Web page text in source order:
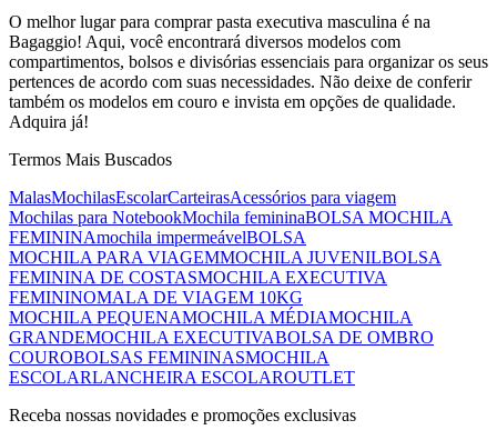
O melhor lugar para comprar pasta executiva masculina é na
Bagaggio! Aqui, você encontrará diversos modelos com
compartimentos, bolsos e divisórias essenciais para organizar os seus
pertences de acordo com suas necessidades. Não deixe de conferir
também os modelos em couro e invista em opções de qualidade.
Adquira já!
Termos Mais Buscados
MalasMochilasEscolarCarteirasAcessórios para viagem
Mochilas para NotebookMochila femininaBOLSA MOCHILA
FEMININAmochila impermeávelBOLSA
MOCHILA PARA VIAGEMMOCHILA JUVENILBOLSA
FEMININA DE COSTASMOCHILA EXECUTIVA
FEMININOMALA DE VIAGEM 10KG
MOCHILA PEQUENAMOCHILA MÉDIAMOCHILA
GRANDEMOCHILA EXECUTIVABOLSA DE OMBRO
COUROBOLSAS FEMININASMOCHILA
ESCOLARLANCHEIRA ESCOLAROUTLET
Receba nossas novidades e promoções exclusivas